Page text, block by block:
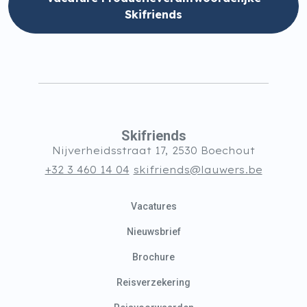
Skifriends
Skifriends
Nijverheidsstraat 17, 2530 Boechout
+32 3 460 14 04 skifriends@lauwers.be
Vacatures
Nieuwsbrief
Brochure
Reisverzekering